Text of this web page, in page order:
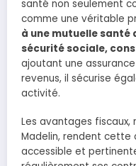
santé non seulement
comme une véritable
à une mutuelle
sécurité sociale,
ajoutant une
revenus, il sécurise
activité.
Les avantages
Madelin, rendent cette
accessible et